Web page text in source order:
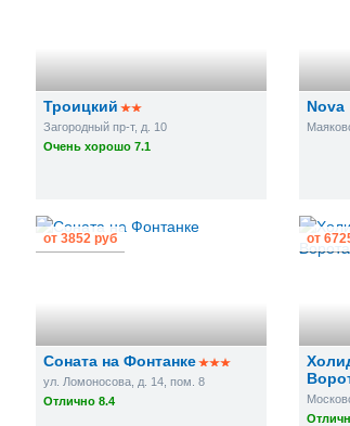
Троицкий
Загородный пр-т, д. 10
Очень хорошо 7.1
Nova
Соната на Фонтанке
ул. Ломоносова, д. 14, пом. 8
Отлично 8.4
от 3852 руб от